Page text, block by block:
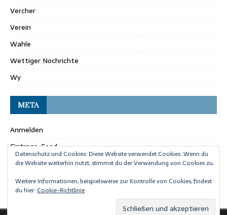
Vercher
Verein
Wahle
Wettiger Nochrichte
Wy
META
Anmelden
Eintrags-Feed
Kommentar-Feed
WordPress.org
Datenschutz und Cookies: Diese Website verwendet Cookies. Wenn du
die Website weiterhin nutzt, stimmst du der Verwendung von Cookies zu.
Weitere Informationen, beispielsweise zur Kontrolle von Cookies, findest
du hier: Cookie-Richtlinie